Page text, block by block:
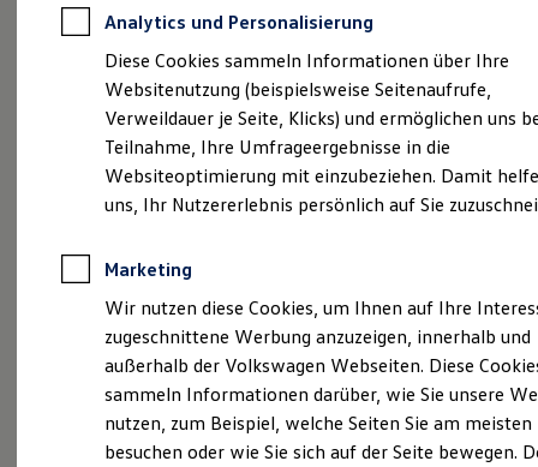
Autokredit mit Schlussrate
Versicherungen und Garantien
Kfz-Versicherung
Restschuldversicherungen
Garantien
Wartungsverträge
Geschäftskunden
Professional Class bei Volkswagen
Großkunden
Behörden
Anpfiff zum Gewinn
Elektroautos
ID. Tutorials
Elektrofahrzeugkonzepte
Reichweite
Reichweite der ID. Modelle
Reichweite im Winter
( Impressum & Rechtliches
Probefahrt vereinbaren
Analytics und Personalisierung
Diese Cookies sammeln Informationen über Ihre
Websitenutzung (beispielsweise Seitenaufrufe,
Verweildauer je Seite, Klicks) und ermöglichen uns
Teilnahme, Ihre Umfrageergebnisse in die
Websiteoptimierung mit einzubeziehen. Damit
uns, Ihr Nutzererlebnis persönlich auf Sie
Marketing
Wir nutzen diese Cookies, um Ihnen auf Ihre
zugeschnittene Werbung anzuzeigen, innerhalb und
außerhalb der Volkswagen Webseiten. Diese
sammeln Informationen darüber, wie Sie unsere
nutzen, zum Beispiel, welche Seiten Sie am meisten
besuchen oder wie Sie sich auf der Seite bewegen.